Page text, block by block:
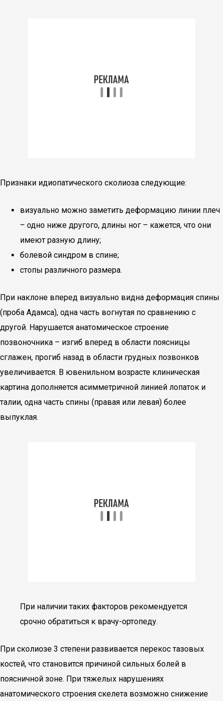
Признаки идиопатического сколиоза следующие:
визуально можно заметить деформацию линии плеч
– одно ниже другого, длины ног – кажется, что они
имеют разную длину;
болевой синдром в спине;
стопы различного размера.
При наклоне вперед визуально видна деформация спины
(проба Адамса), одна часть вогнутая по сравнению с
другой. Нарушается анатомическое строение
позвоночника – изгиб вперед в области поясницы
сглажен, прогиб назад в области грудных позвонков
увеличивается. В ювенильном возрасте клиническая
картина дополняется асимметричной линией лопаток и
талии, одна часть спины (правая или левая) более
выпуклая.
При наличии таких факторов рекомендуется
срочно обратиться к врачу-ортопеду.
При сколиозе 3 степени развивается перекос тазовых
костей, что становится причиной сильных болей в
поясничной зоне. При тяжелых нарушениях
анатомического строения скелета возможно снижение